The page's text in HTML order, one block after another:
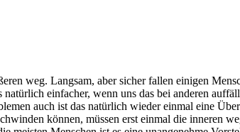
weg. Langsam, aber sicher fallen einigen
einfacher, wenn uns das bei anderen
auch ist das natürlich wieder einmal eine
können, müssen erst einmal die inneren